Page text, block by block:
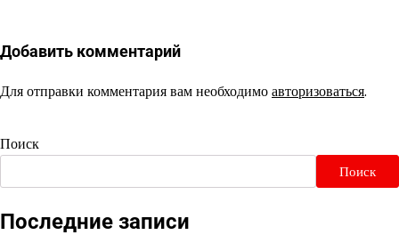
Добавить комментарий
Для отправки комментария вам необходимоавторизоваться.
Поиск
Поиск
Последние записи